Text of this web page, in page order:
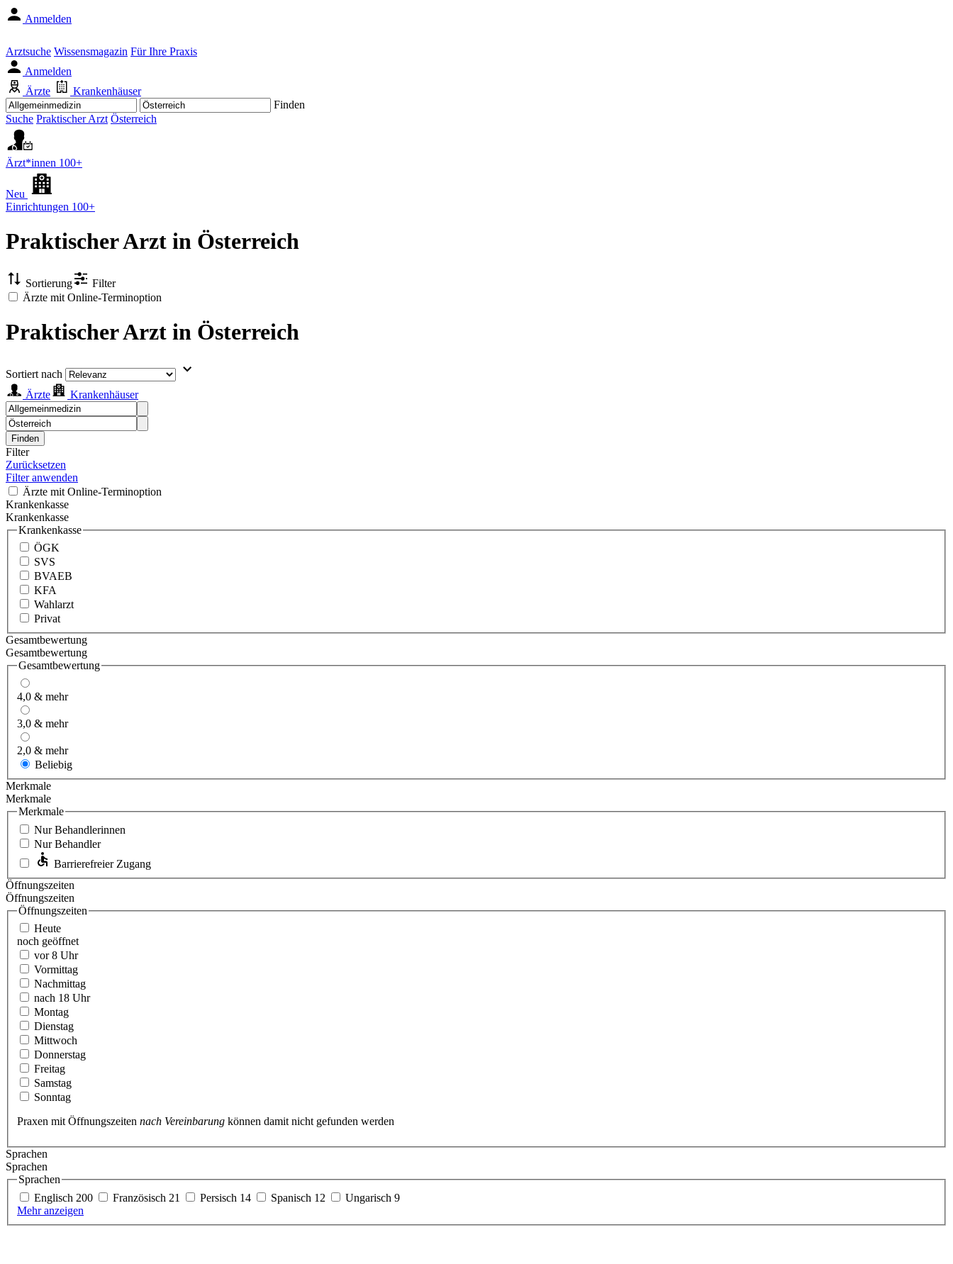
Anmelden
Arztsuche Wissensmagazin Für Ihre Praxis
Anmelden
Ärzte
Krankenhäuser
Finden
Suche Praktischer Arzt Österreich
Ärzt*innen 100+
Neu
Einrichtungen 100+
Praktischer Arzt in Österreich
Sortierung
Filter
Ärzte mit Online-Terminoption
Praktischer Arzt in Österreich
Sortiert nach
Ärzte
Krankenhäuser
Finden
Filter
Zurücksetzen
Filter anwenden
Ärzte mit Online-Terminoption
Krankenkasse
Krankenkasse
Krankenkasse
ÖGK
SVS
BVAEB
KFA
Wahlarzt
Privat
Gesamtbewertung
Gesamtbewertung
Gesamtbewertung
4,0 & mehr
3,0 & mehr
2,0 & mehr
Beliebig
Merkmale
Merkmale
Merkmale
Nur Behandlerinnen
Nur Behandler
Barrierefreier Zugang
Öffnungszeiten
Öffnungszeiten
Öffnungszeiten
Heute
noch geöffnet
vor 8 Uhr
Vormittag
Nachmittag
nach 18 Uhr
Montag
Dienstag
Mittwoch
Donnerstag
Freitag
Samstag
Sonntag
Praxen mit Öffnungszeiten nach Vereinbarung können damit nicht gefunden werden
Sprachen
Sprachen
Sprachen
Englisch 200 Französisch 21 Persisch 14 Spanisch 12 Ungarisch 9
Mehr anzeigen